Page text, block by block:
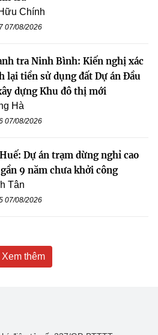
Chính
07/08/2026
tra Ninh Bình: Kiến nghị xác
lại tiền sử dụng đất Dự án Đầu
dựng Khu đô thị mới
Hà
07/08/2026
Dự án trạm dừng nghỉ cao
9 năm chưa khởi công
Tân
07/08/2026
Xem thêm